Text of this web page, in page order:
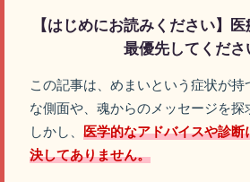
【はじめにお読みください】
最優先してくださ
この記事は、めまいという症状が
な側面や、魂からのメッセージを探
しかし、 医学的なアドバイスや診断
決してありません。